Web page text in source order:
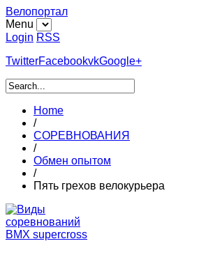
Велопортал
Menu
Login RSS
TwitterFacebookvkGoogle+
Home
/
СОРЕВНОВАНИЯ
/
Обмен опытом
/
Пять грехов велокурьера